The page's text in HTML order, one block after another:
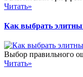
Читать»
Как выбрать
Выбор правильного
Читать»